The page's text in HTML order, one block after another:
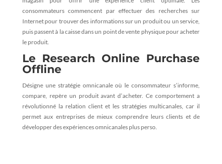
consommateurs commencent par effectuer des recherches sur
Internet pour trouver des informations sur un produit ou un service,
puis passent à la caisse dans un point de vente physique pour acheter
le produit.
Le Research Online Purchase
Offline
Désigne une stratégie omnicanale où le consommateur s’informe,
compare, repère un produit avant d’acheter.Ce comportement a
révolutionné la relation client et les stratégies multicanales, car il
permet aux entreprises de mieux comprendre leurs clients et de
développer des expériences omnicanales plus perso.